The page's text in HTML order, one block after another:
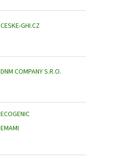
CESKE-GHI.CZ
DNM COMPANY S.R.O.
ECOGENIC
EMAMI